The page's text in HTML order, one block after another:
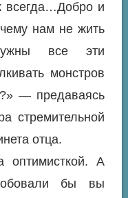
всегда…Добро и
нам не жить
все эти
монстров
— предаваясь
стремительной
отца.
оптимисткой. А
бы вы